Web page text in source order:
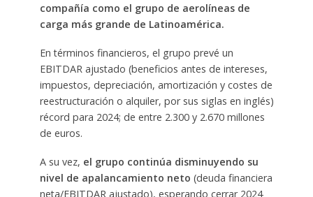
compañía como el grupo de aerolíneas de
carga más grande de Latinoamérica.
En términos financieros, el grupo prevé un
EBITDAR ajustado (beneficios antes de intereses,
impuestos, depreciación, amortización y costes de
reestructuración o alquiler, por sus siglas en inglés)
récord para 2024; de entre 2.300 y 2.670 millones
de euros.
A su vez, el grupo continúa disminuyendo su
nivel de apalancamiento neto (deuda financiera
neta/EBITDAR ajustado), esperando cerrar 2024